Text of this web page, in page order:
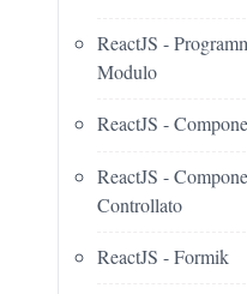
ReactJS -
Modulo
ReactJS -
ReactJS -
Controllato
ReactJS - Formik